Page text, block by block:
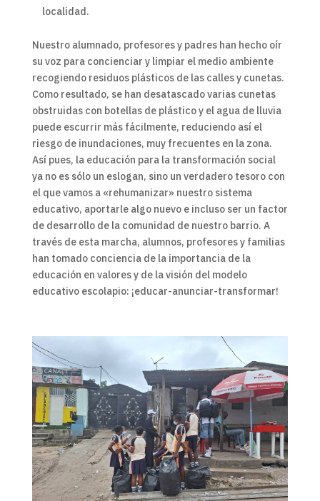
localidad.
Nuestro alumnado, profesores y padres han hecho oír
su voz para concienciar y limpiar el medio ambiente
recogiendo residuos plásticos de las calles y cunetas.
Como resultado, se han desatascado varias cunetas
obstruidas con botellas de plástico y el agua de lluvia
puede escurrir más fácilmente, reduciendo así el
riesgo de inundaciones, muy frecuentes en la zona.
Así pues, la educación para la transformación social
ya no es sólo un eslogan, sino un verdadero tesoro con
el que vamos a «rehumanizar» nuestro sistema
educativo, aportarle algo nuevo e incluso ser un factor
de desarrollo de la comunidad de nuestro barrio. A
través de esta marcha, alumnos, profesores y familias
han tomado conciencia de la importancia de la
educación en valores y de la visión del modelo
educativo escolapio: ¡educar-anunciar-transformar!